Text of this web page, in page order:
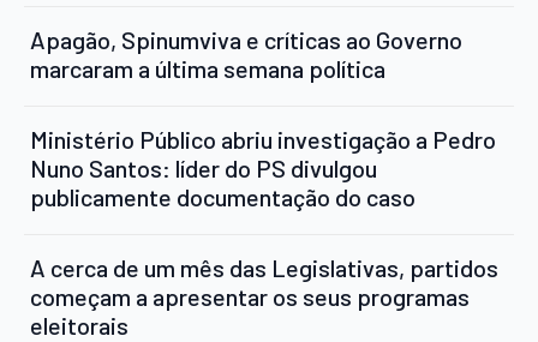
Apagão, Spinumviva e críticas ao Governo
marcaram a última semana política
Ministério Público abriu investigação a Pedro
Nuno Santos: líder do PS divulgou
publicamente documentação do caso
A cerca de um mês das Legislativas, partidos
começam a apresentar os seus programas
eleitorais